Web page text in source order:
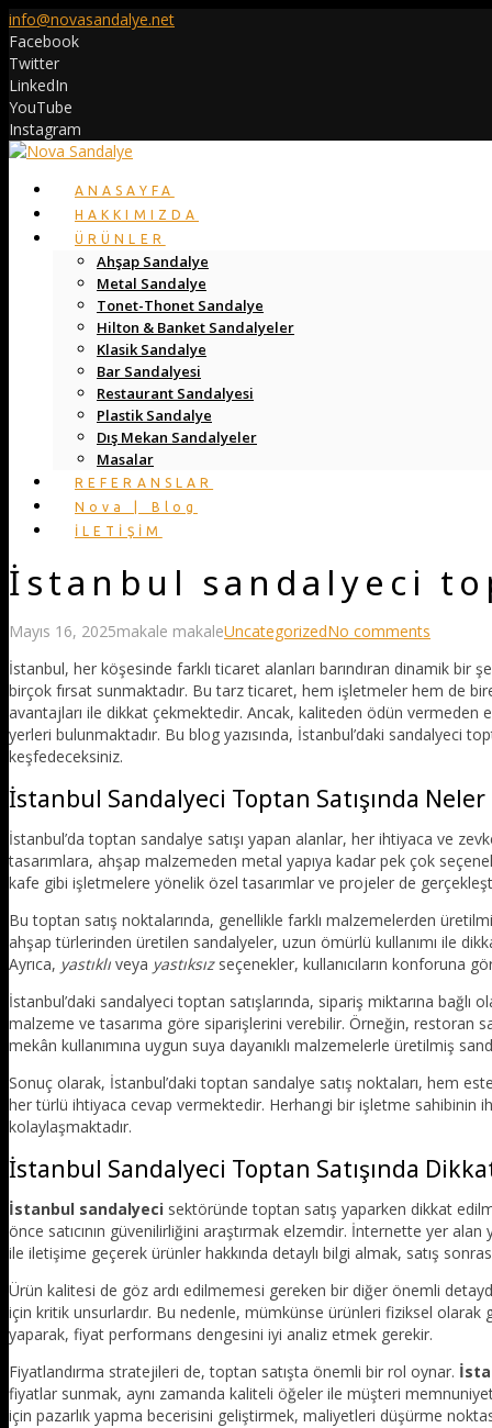
info@novasandalye.net
Facebook
Twitter
LinkedIn
YouTube
Instagram
ANASAYFA
HAKKIMIZDA
ÜRÜNLER
Ahşap Sandalye
Metal Sandalye
Tonet-Thonet Sandalye
Hilton & Banket Sandalyeler
Klasik Sandalye
Bar Sandalyesi
Restaurant Sandalyesi
Plastik Sandalye
Dış Mekan Sandalyeler
Masalar
REFERANSLAR
Nova | Blog
İLETİŞİM
İstanbul sandalyeci
Mayıs 16, 2025makale makaleUncategorizedNo comments
İstanbul, her köşesinde farklı ticaret alanları barındıran dinamik bir
birçok fırsat sunmaktadır. Bu tarz ticaret, hem işletmeler hem de
avantajları ile dikkat çekmektedir. Ancak, kaliteden ödün vermeden
yerleri bulunmaktadır. Bu blog yazısında, İstanbul’daki sandalyeci
keşfedeceksiniz.
İstanbul Sandalyeci Toptan Satışında
İstanbul’da toptan sandalye satışı yapan alanlar, her ihtiyaca ve
tasarımlara, ahşap malzemeden metal yapıya kadar pek çok
kafe gibi işletmelere yönelik özel tasarımlar ve projeler de
Bu toptan satış noktalarında, genellikle farklı malzemelerden
ahşap türlerinden üretilen sandalyeler, uzun ömürlü kullanımı ile
Ayrıca, yastıklı veya yastıksızseçenekler, kullanıcıların konforuna
İstanbul’daki sandalyeci toptan satışlarında, sipariş miktarına
malzeme ve tasarıma göre siparişlerini verebilir. Örneğin, restoran
mekân kullanımına uygun suya dayanıklı malzemelerle üretilmiş
Sonuç olarak, İstanbul’daki toptan sandalye satış noktaları, hem
her türlü ihtiyaca cevap vermektedir. Herhangi bir işletme sahibinin
kolaylaşmaktadır.
İstanbul Sandalyeci Toptan Satışında
İstanbul sandalyeci sektöründe toptan satış yaparken dikkat
önce satıcının güvenilirliğini araştırmak elzemdir. İnternette yer
ile iletişime geçerek ürünler hakkında detaylı bilgi almak, satış
Ürün kalitesi de göz ardı edilmemesi gereken bir diğer önemli
için kritik unsurlardır. Bu nedenle, mümkünse ürünleri fiziksel olarak
yaparak, fiyat performans dengesini iyi analiz etmek gerekir.
Fiyatlandırma stratejileri de, toptan satışta önemli bir rol oynar.
fiyatlar sunmak, aynı zamanda kaliteli öğeler ile müşteri
için pazarlık yapma becerisini geliştirmek, maliyetleri düşürme